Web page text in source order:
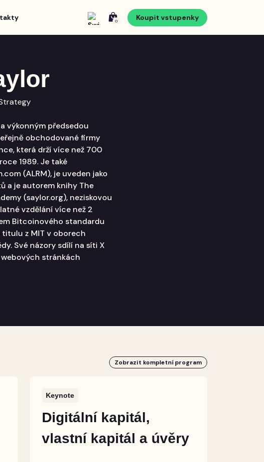
0 Koupit vstupenky
výkonným předsedou
obchodované firmy
která drží více než 700
1989. Je také
(ALRM), je uveden jako
a je autorem knihy The
(saylor.org), neziskovou
vzdělání více než 2
Bitcoinového standardu
z MIT v oborech
Své názory sdílí na síti X
stránkách
Zobrazit kompletní program
Keynote
Digitální kapitál,
vlastní kapitál a úvěry